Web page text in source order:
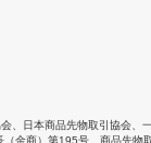
日本商品先物取引協会
金商）第195号、商品先物